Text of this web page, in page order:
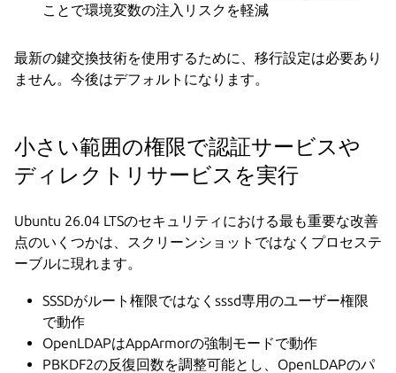
ことで環境変数の注入リスクを軽減
最新の鍵交換技術を使用するために、移行設定は必要あり
ません。今後はデフォルトになります。
小さい範囲の権限で認証サービスや
ディレクトリサービスを実行
Ubuntu 26.04 LTSのセキュリティにおける最も重要な改善
点のいくつかは、スクリーンショットではなくプロセステ
ーブルに現れます。
SSSDがルート権限ではなくsssd専用のユーザー権限
で動作
OpenLDAPはAppArmorの強制モードで動作
PBKDF2の反復回数を調整可能とし、OpenLDAPのパ